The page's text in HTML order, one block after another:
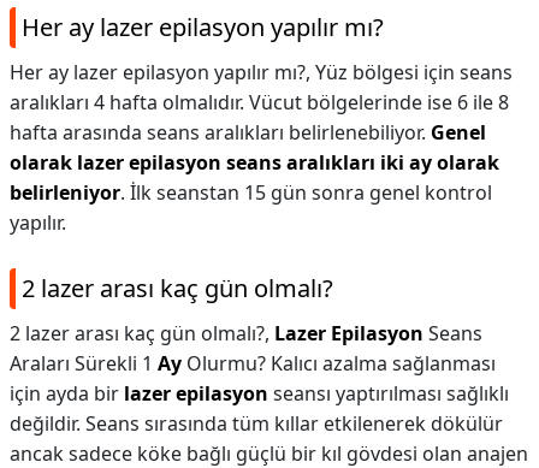
Her ay lazer epilasyon yapılır mı?
Her ay lazer epilasyon yapılır mı?, Yüz bölgesi için seans
aralıkları 4 hafta olmalıdır. Vücut bölgelerinde ise 6 ile 8
hafta arasında seans aralıkları belirlenebiliyor. Genel
olarak lazer epilasyon seans aralıkları iki ay olarak
belirleniyor. İlk seanstan 15 gün sonra genel kontrol
yapılır.
2 lazer arası kaç gün olmalı?
2 lazer arası kaç gün olmalı?, Lazer Epilasyon Seans
Araları Sürekli 1 Ay Olurmu? Kalıcı azalma sağlanması
için ayda bir lazer epilasyon seansı yaptırılması sağlıklı
değildir. Seans sırasında tüm kıllar etkilenerek dökülür
ancak sadece köke bağlı güçlü bir kıl gövdesi olan anajen